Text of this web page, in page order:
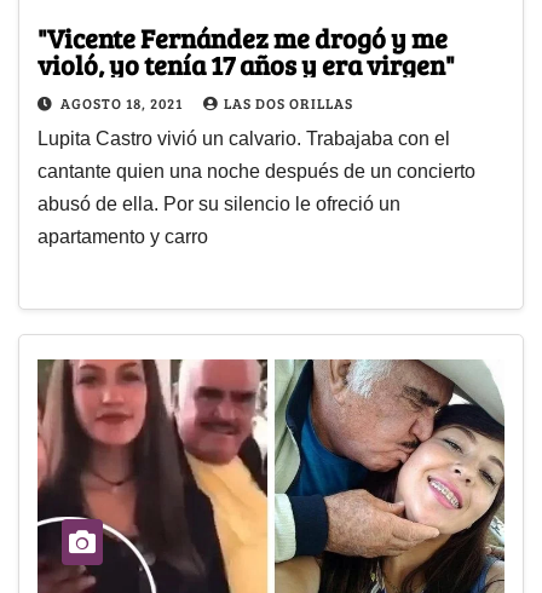
"Vicente Fernández me drogó y me
violó, yo tenía 17 años y era virgen"
AGOSTO 18, 2021 LAS DOS ORILLAS
Lupita Castro vivió un calvario. Trabajaba con el
cantante quien una noche después de un concierto
abusó de ella. Por su silencio le ofreció un
apartamento y carro